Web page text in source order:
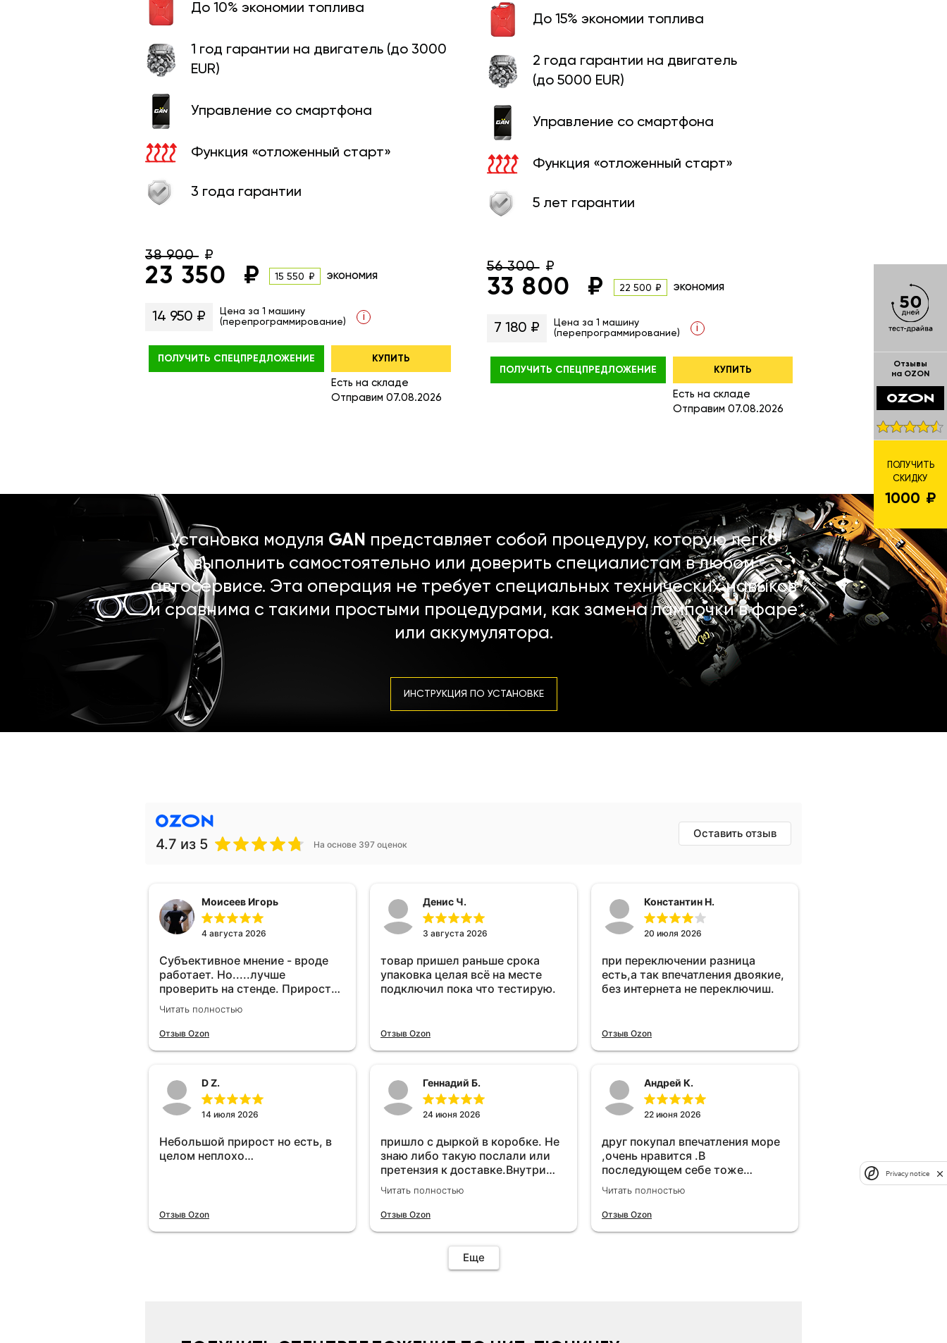
До 15% экономии топлива
2 года гарантии на двигатель
(до 5000 EUR)
Управление со смартфона
Функция «отложенный старт»
5 лет гарантии
56 300
33 800 22 500 экономия
7 180 ₽
Цена за 1 машину
(перепрограммирование)
i
ПОЛУЧИТЬ СПЕЦПРЕДЛОЖЕНИЕ КУПИТЬ
Есть на складе
Отправим 07.08.2026
До 10% экономии топлива
1 год гарантии на двигатель (до 3000
EUR)
Управление со смартфона
Функция «отложенный старт»
3 года гарантии
38 900
23 350 15 550 экономия
14 950 ₽
Цена за 1 машину
(перепрограммирование)
i
ПОЛУЧИТЬ СПЕЦПРЕДЛОЖЕНИЕ КУПИТЬ
Есть на складе
Отправим 07.08.2026
Установка модуля GAN представляет собой процедуру, которую легко
выполнить самостоятельно или доверить специалистам в любом
автосервисе. Эта операция не требует специальных технических навыков
и сравнима с такими простыми процедурами, как замена лампочки в фаре
или аккумулятора.
ИНСТРУКЦИЯ ПО УСТАНОВКЕ
4.7 из 5 На основе 397 оценок
Оставить отзыв
Моисеев Игорь
4 августа 2026
Субъективное мнение - вроде
работает. Но.....лучше
проверить на стенде. Прирост
10-12% "на глаз" уловить очень
сложно. Покатаюсь, потом
отключу и посмотрю, что будет
Читать полностью
Отзыв Ozon
Денис Ч.
3 августа 2026
товар пришел раньше срока
упаковка целая всё на месте
подключил пока что тестирую.
Отзыв Ozon
Константин Н.
20 июля 2026
при переключении разница
есть,а так впечатления двоякие,
без интернета не переключиш.
Отзыв Ozon
D Z.
14 июля 2026
Небольшой прирост но есть, в
целом неплохо…
Отзыв Ozon
Геннадий Б.
24 июня 2026
пришло с дыркой в коробке. Не
знаю либо такую послали или
претензия к доставке.Внутри
вроде всё цело. С первого раза
установить не получается не
знаю может интернет дурит.
отзыв.Дополняю отзыв для
установки необходимо
устройства дополню позже ещё
Читать полностью
Отзыв Ozon
Андрей К.
22 июня 2026
друг покупал впечатления море
,очень нравится .В
последующем себе тоже
приобрел.Реально прибавляет
мощности!
Читать полностью
Отзыв Ozon
Еще
Отзывы
на OZON
ПОЛУЧИТЬ
СКИДКУ
1000
Privacy notice